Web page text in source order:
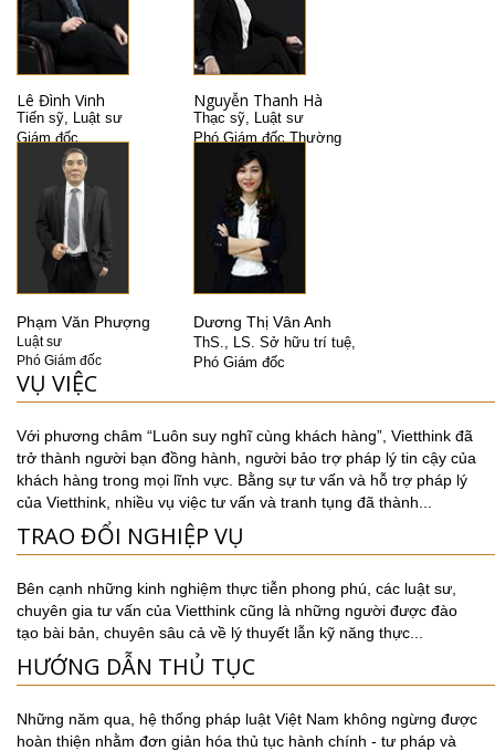
Lê Đình Vinh
Tiến sỹ, Luật sư
Giám đốc
Nguyễn Thanh Hà
Thạc sỹ, Luật sư
Phó Giám đốc Thường
Phạm Văn Phượng
Luật sư
Phó Giám đốc
Dương Thị Vân Anh
ThS., LS. Sở hữu trí tuệ,
Phó Giám đốc
VỤ VIỆC
Với phương châm “Luôn suy nghĩ cùng khách hàng”, Vietthink đã
trở thành người bạn đồng hành, người bảo trợ pháp lý tin cậy của
khách hàng trong mọi lĩnh vực. Bằng sự tư vấn và hỗ trợ pháp lý
của Vietthink, nhiều vụ việc tư vấn và tranh tụng đã thành...
TRAO ĐỔI NGHIỆP VỤ
Bên cạnh những kinh nghiệm thực tiễn phong phú, các luật sư,
chuyên gia tư vấn của Vietthink cũng là những người được đào
tạo bài bản, chuyên sâu cả về lý thuyết lẫn kỹ năng thực...
HƯỚNG DẪN THỦ TỤC
Những năm qua, hệ thống pháp luật Việt Nam không ngừng được
hoàn thiện nhằm đơn giản hóa thủ tục hành chính - tư pháp và